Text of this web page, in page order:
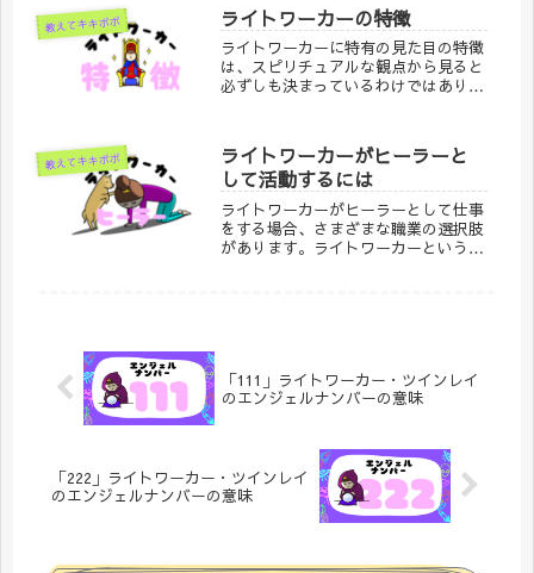
見る時には、特別なメッセージや導き
がある可能性があります。以下に、こ
の数字に関連する解釈を詳しく解説し
ます。
教えてキキポポ ライトワーカーの特徴
ライトワーカーに特有の見た目の特徴
は、スピリチュアルな観点から見ると
必ずしも決まっているわけではありま
的に次のような外見やエネルギー的な
特徴が見受けられることがあります。
教えてキキポポ
ライトワーカーがヒーラーと
して活動するには
ライトワーカーがヒーラーとして仕事
をする場合、さまざまな職業の選択肢
があります。ライトワーカーというの
「111」ライトワーカー・ツインレイ
のエンジェルナンバーの意味
「222」ライトワーカー・ツインレイ
のエンジェルナンバーの意味